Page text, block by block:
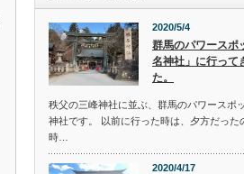
2020/5/4
群馬のパワースポ
名神社」に行って
た。
秩父の三峰神社に並ぶ、群馬のパワースポ
神社です。 以前に行った時は、夕方だった
時…
2020/4/17